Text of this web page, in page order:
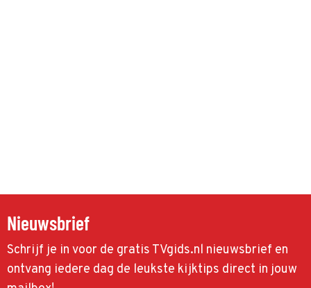
Nieuwsbrief
Schrijf je in voor de gratis TVgids.nl nieuwsbrief en
ontvang iedere dag de leukste kijktips direct in jouw